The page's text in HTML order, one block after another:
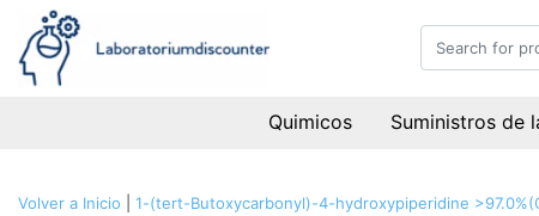
Quimicos Suministros de
Volver a Inicio 1-(tert-Butoxycarbonyl)-4-hydroxypiperidine